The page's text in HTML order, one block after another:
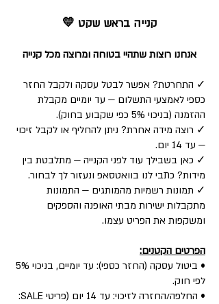
קנייה בראש שקט 💛
אנחנו רוצות שתהיי בטוחה ומרוצה מכל קנייה
✓ התחרטת? אפשר לבטל עסקה ולקבל החזר
כספי לאמצעי התשלום — עד יומיים מקבלת
ההזמנה (בניכוי 5% כפי שקבוע בחוק).
✓ רוצה מידה אחרת? ניתן להחליף או לקבל זיכוי
— עד 14 יום.
✓ כאן בשבילך עוד לפני הקנייה — מתלבטת בין
מידות? כתבי לנו בוואטסאפ ונעזור לך לבחור.
✓ תמונות רשמיות מהמותגים — התמונות
מתקבלות ישירות מבתי האופנה והספקים
ומשקפות את הפריט עצמו.
הפרטים הקטנים:
• ביטול עסקה (החזר כספי): עד יומיים, בניכוי 5%
לפי חוק.
• החלפה/החזרה לזיכוי: עד 14 יום (פריטי SALE: